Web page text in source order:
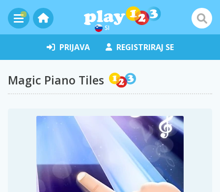
SI
PRIJAVA REGISTRIRAJ SE
Magic Piano Tiles